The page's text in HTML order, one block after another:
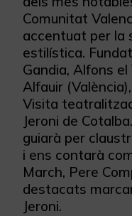
Comunitat
accentuat per la
estilística.
Gandia, Alfons
Alfauir
Visita
Jeroni de
guiarà per
i ens contarà
March, Pere
destacats
Jeroni.